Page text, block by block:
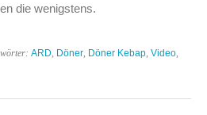
die wenigstens.
ARD Döner Döner Kebap Video